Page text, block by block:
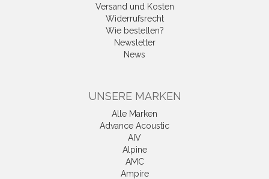
Versand und Kosten
Widerrufsrecht
Wie bestellen?
Newsletter
News
UNSERE MARKEN
Alle Marken
Advance Acoustic
AIV
Alpine
AMC
Ampire